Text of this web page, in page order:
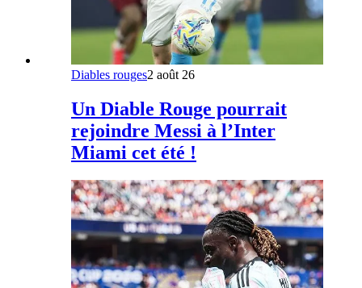
Diables rouges2 août 26
Un Diable Rouge pourrait
rejoindre Messi à l’Inter
Miami cet été !